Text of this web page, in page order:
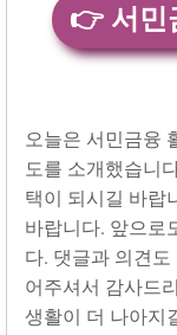
오늘은 서민금융
도를 소개했습니
택이 되시길 바랍
바랍니다. 앞으로
다. 댓글과 의견
어주셔서 감사드
생활이 더 나아지